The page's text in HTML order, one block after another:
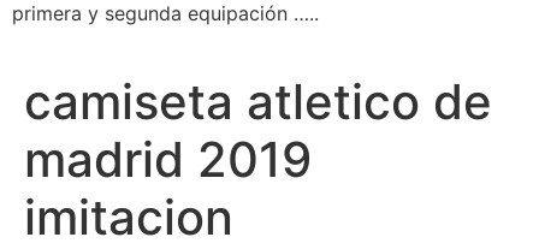
primera y segunda equipación …..
camiseta atletico de
madrid 2019
imitacion